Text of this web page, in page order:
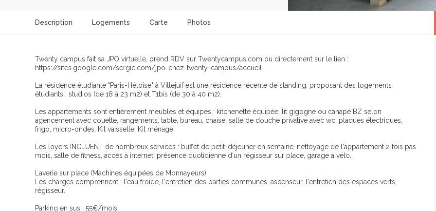
Description Logements Carte Photos
Twenty campus fait sa JPO virtuelle, prend RDV sur Twentycampus.com ou directement sur le lien :
https://sites.google.com/sergic.com/jpo-chez-twenty-campus/accueil
La résidence étudiante "Paris-Héloîse" à Villejuif est une résidence récente de standing, proposant des logements
étudiants : studios (de 18 à 23 m2) et T1bis (de 30 à 40 m2).
Les appartements sont entièrement meublés et équipés : kitchenette équipée, lit gigogne ou canapé BZ selon
agencement avec couette, rangements, table, bureau, chaise, salle de douche privative avec wc, plaques électriques,
frigo, micro-ondes, Kit vaisselle, Kit ménage.
Les loyers INCLUENT de nombreux services : buffet de petit-déjeuner en semaine, nettoyage de l'appartement 2 fois pas
mois, salle de fitness, accès à internet, présence quotidienne d'un régisseur sur place, garage à vélo.
Laverie sur place (Machines équipées de Monnayeurs)
Les charges comprennent : l'eau froide, l'entretien des parties communes, ascenseur, l'entretien des espaces verts,
régisseur.
Parking en sus : 55€/mois